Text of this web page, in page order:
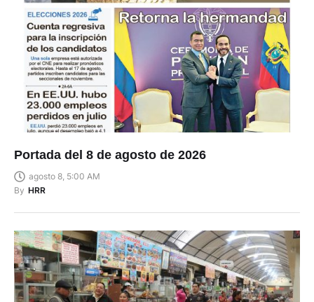
Portada del 8 de agosto de 2026
agosto 8, 5:00 AM
By HRR